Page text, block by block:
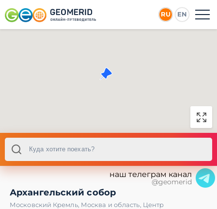
RU EN
наш телеграм канал
@geomerid
Архангельский собор
Московский Кремль, Москва и область, Центр